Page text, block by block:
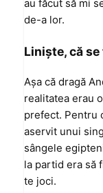
au făcut să mi
de-a lor.
Linişte, că
Aşa că dragă
realitatea erau
prefect. Pentru
aservit unui
sângele
la partid era să
te joci.